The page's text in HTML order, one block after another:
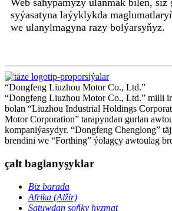
Web sahypamyzy ulanmak bilen,
syýasatyna laýyklykda
we ulanylmagyna razy bolýarsyňyz.
“Dongfeng Liuzhou Motor Co., Ltd.”
“Dongfeng Liuzhou Motor Co., Ltd.” milli
bolan “Liuzhou Industrial Holdings
Motor Corporation” tarapyndan gurlan
kompaniýasydyr. “Dongfeng Chenglong”
brendini we “Forthing” ýolagçy awtoulag
çalt baglanyşyklar
Biz barada
Afrika (Alžir)
Satuwdan soňky hyzmat